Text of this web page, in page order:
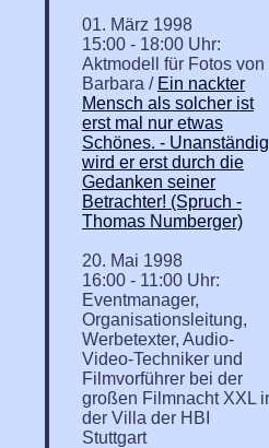
01. März 1998
15:00 - 18:00 Uhr:
Aktmodell für Fotos von
Barbara / Ein nackter
Mensch als solcher ist
erst mal nur etwas
Schönes. - Unanständig
wird er erst durch die
Gedanken seiner
Betrachter! (Spruch -
Thomas Numberger)
20. Mai 1998
16:00 - 11:00 Uhr:
Eventmanager,
Organisationsleitung,
Werbetexter, Audio-
Video-Techniker und
Filmvorführer bei der
großen Filmnacht XXL
der Villa der HBI
Stuttgart